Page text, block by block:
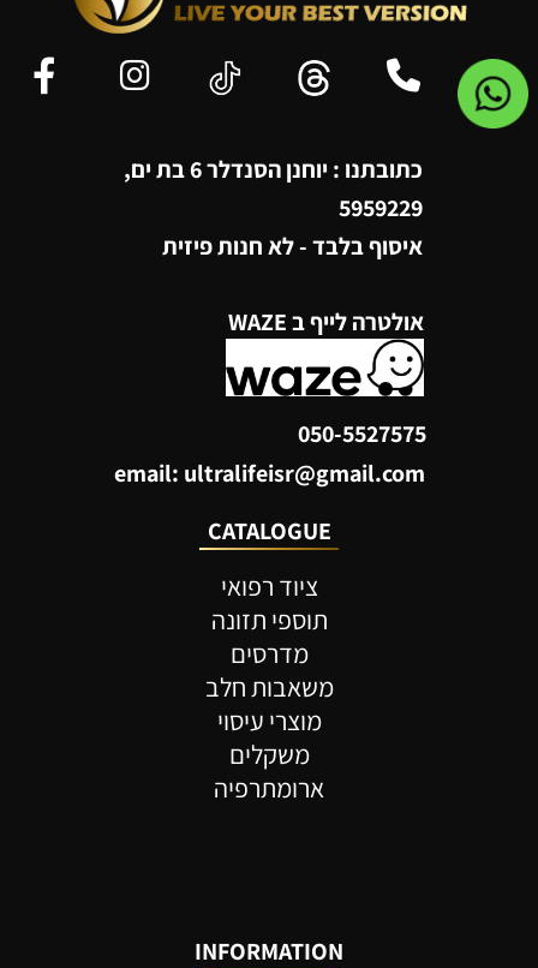
כתובתנו : יוחנן הסנדלר 6 בת ים,
5959229
איסוף בלבד - לא חנות פיזית
אולטרה לייף ב WAZE
050-5527575
email: ultralifeisr@gmail.com
CATALOGUE
ציוד רפואי
תוספי תזונה
מדרסים
משאבות חלב
מוצרי עיסוי
משקלים
ארומתרפיה
INFORMATION